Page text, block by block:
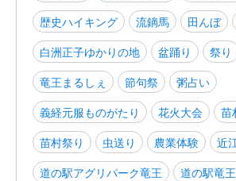
歴史ハイキング
流鏑馬 田んぼ
白洲正子ゆかりの地
盆踊り 祭り
竜王まるしぇ
節句祭
粥占い
義経元服ものがたり
花火大会
苗
苗村祭り
虫送り 農業体験
近
道の駅アグリパーク竜王
道の駅竜